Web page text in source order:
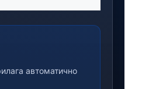
автоматично